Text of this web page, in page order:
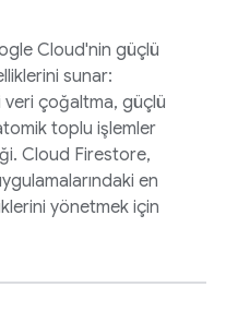
Cloud'nin güçlü
sunar:
çoğaltma, güçlü
toplu işlemler
Cloud Firestore,
en
yönetmek için